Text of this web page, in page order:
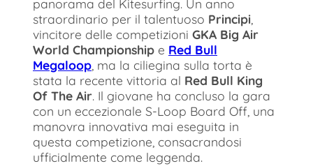
panorama del Kitesurfing. Un anno
straordinario per il talentuoso Principi
vincitore delle competizioni GKA Big Air
World Championship e Red Bull
Megaloop , ma la ciliegina sulla torta è
stata la recente vittoria al Red Bull King
Of The Air. Il giovane ha concluso la gara
con un eccezionale S-Loop Board Off, una
manovra innovativa mai eseguita in
questa competizione, consacrandosi
ufficialmente come leggenda.